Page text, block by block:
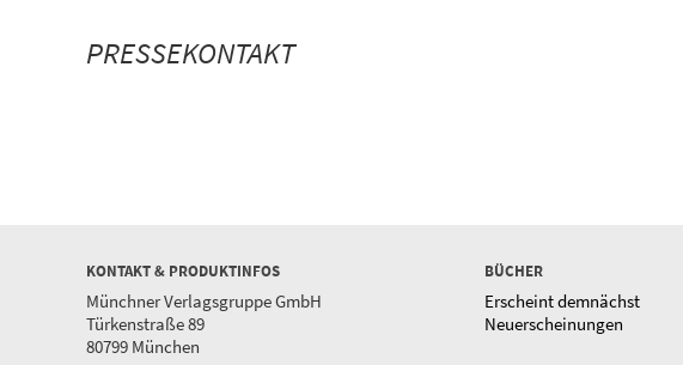
PRESSEKONTAKT
KONTAKT & PRODUKTINFOS
Münchner Verlagsgruppe GmbH
Türkenstraße 89
80799 München
BÜCHER
Erscheint demnächst
Neuerscheinungen